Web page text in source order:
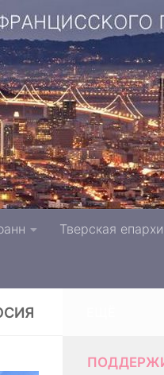
и
Тверская